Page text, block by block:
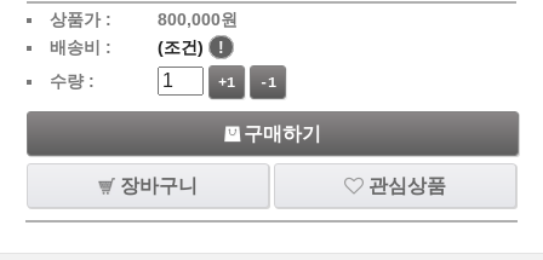
상품가 : 800,000원
배송비 :
(조건)
!
수량 :
+1 -1
구매하기
장바구니 관심상품